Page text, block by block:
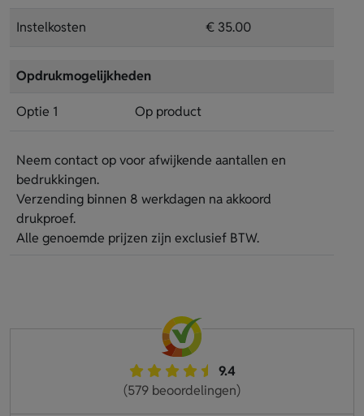
Instelkosten € 35.00
Opdrukmogelijkheden
Optie 1 Op product
Neem contact op voor afwijkende aantallen en
bedrukkingen.
Verzending binnen 8 werkdagen na akkoord
drukproef.
Alle genoemde prijzen zijn exclusief BTW.
9.4
(579 beoordelingen)